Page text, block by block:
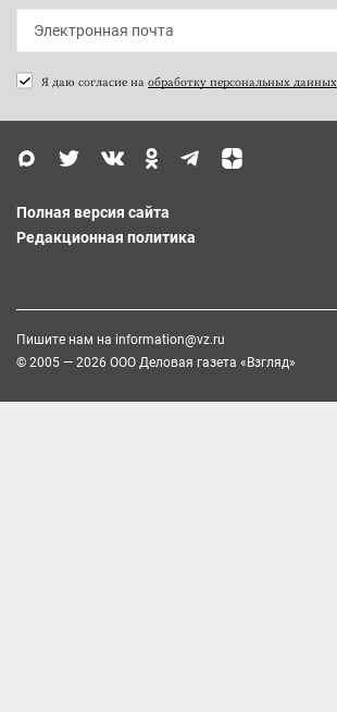
Я даю согласие на обработку персональных данных
Полная версия сайта
Редакционная политика
Пишите нам на information@vz.ru
© 2005 — 2026 ООО Деловая газета «Взгляд»